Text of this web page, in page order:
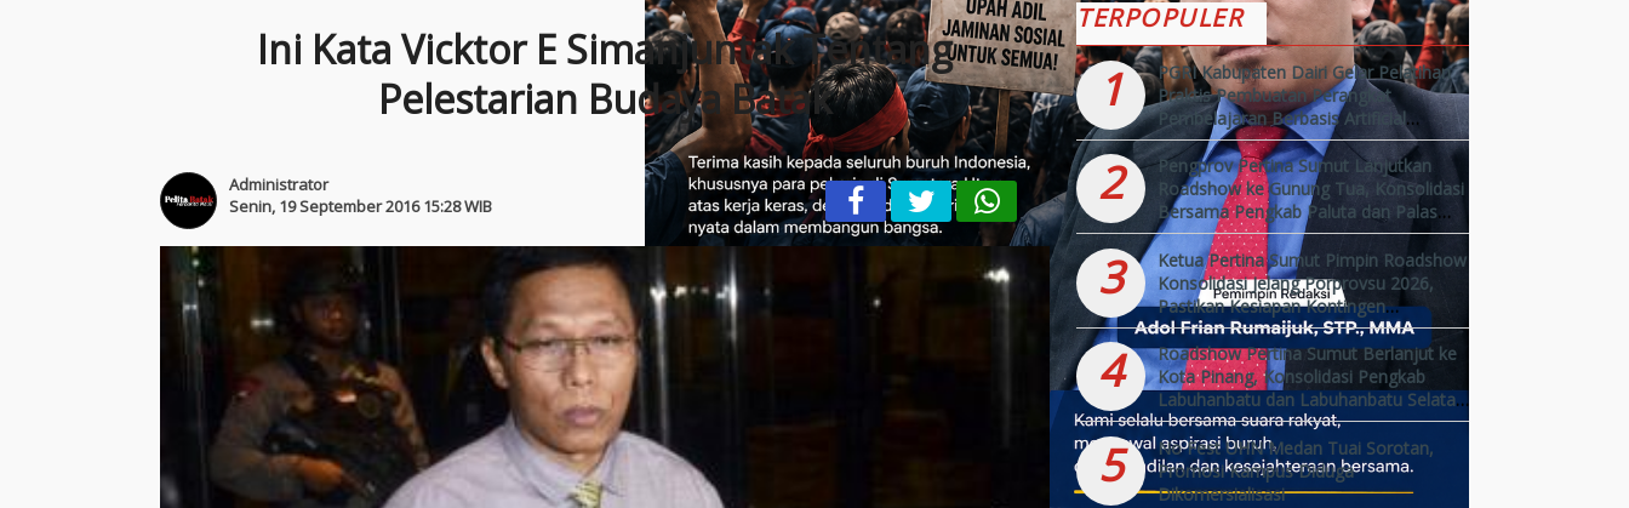
Ini Kata Vicktor E Simanjuntak Tentang
Pelestarian Budaya Batak
Administrator
Senin, 19 September 2016 15:28 WIB
TERPOPULER
1
PGRI Kabupaten Dairi Gelar Pelatihan
Praktis Pembuatan Perangkat
Pembelajaran Berbasis Artificial
Intelligence (AI)
2
Pengprov Pertina Sumut Lanjutkan
Roadshow ke Gunung Tua, Konsolidasi
Bersama Pengkab Paluta dan Palas
Jelang Porprovsu 2026
3
Ketua Pertina Sumut Pimpin Roadshow
Konsolidasi Jelang Porprovsu 2026,
Pastikan Kesiapan Kontingen
Kabupaten/Kota
4
Roadshow Pertina Sumut Berlanjut ke
Kota Pinang, Konsolidasi Pengkab
Labuhanbatu dan Labuhanbatu Selatan
Jelang Porprovsu 2026
5
No Fest UHN Medan Tuai Sorotan,
Promosi Kampus Diduga
Dikomersialisasi